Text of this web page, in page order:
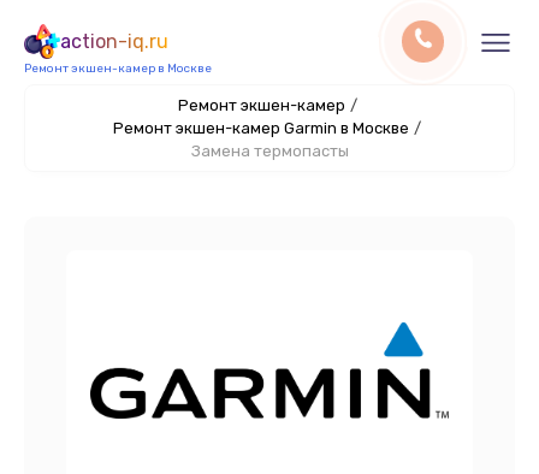
action-iq.ru
Ремонт экшен-камер в Москве
Ремонт экшен-камер /
Ремонт экшен-камер Garmin в Москве /
Замена термопасты